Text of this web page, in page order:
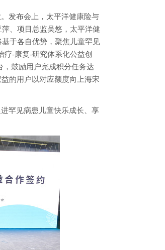
发布会上，太平洋健康险与
、项目总监吴悠，太平洋健
于各自优势，聚焦儿童罕见
-康复-研究体系化公益创
，鼓励用户完成积分任务达
的用户以对应额度向上海宋
罕见病患儿童快乐成长、享